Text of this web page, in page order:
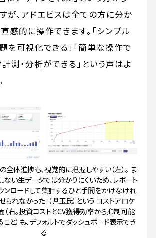
が、アドエビスは全ての方に分か
感的に操作できます。「シンプル
を可視化できる」「簡単な操作で
測・分析ができる」という声はよ
体進捗も、視覚的に把握しやすい（左）。 ま
ない生データでは分かりにくいため、レポート
ンロードして集計するひと手間をかけなけれ
られなかった」（児玉氏）という コストアロケ
（右。投資コストとCV獲得効率から抑制可能
と）も、デフォルトでダッシュボード表示でき
る